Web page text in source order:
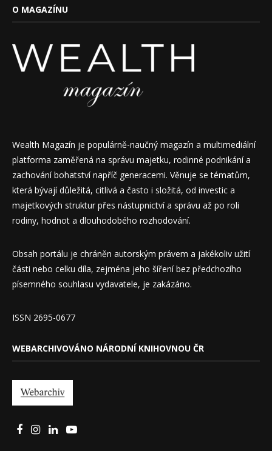
O MAGAZÍNU
Wealth Magazín je populárně-naučný magazín a multimediální
platforma zaměřená na správu majetku, rodinné podnikání a
zachování bohatství napříč generacemi. Věnuje se tématům,
která bývají důležitá, citlivá a často i složitá, od investic a
majetkových struktur přes nástupnictví a správu až po roli
rodiny, hodnot a dlouhodobého rozhodování.
Obsah portálu je chráněn autorským právem a jakékoliv užití
části nebo celku díla, zejména jeho šíření bez předchozího
písemného souhlasu vydavatele, je zakázáno.
ISSN 2695-0677
WEBARCHIVOVÁNO NÁRODNÍ KNIHOVNOU ČR